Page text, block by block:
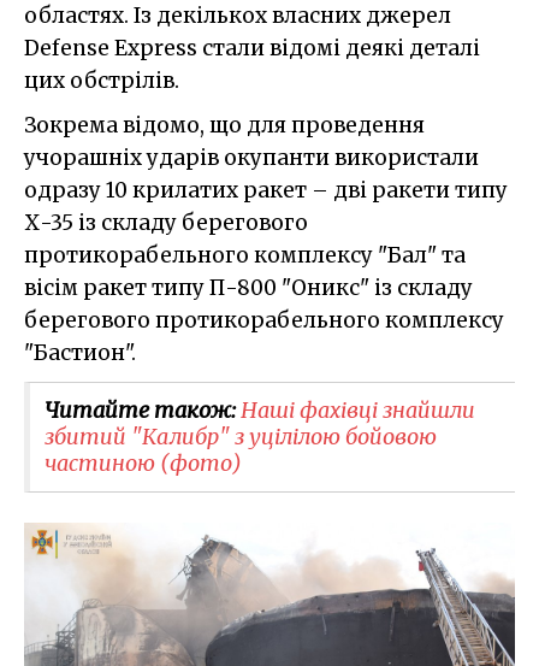
областях. Із декількох власних джерел
Defense Express стали відомі деякі деталі
цих обстрілів.
Зокрема відомо, що для проведення
учорашніх ударів окупанти використали
одразу 10 крилатих ракет – дві ракети типу
Х-35 із складу берегового
протикорабельного комплексу "Бал" та
вісім ракет типу П-800 "Оникс" із складу
берегового протикорабельного комплексу
"Бастион".
Читайте також:Наші фахівці знайшли
збитий "Калибр" з уцілілою бойовою
частиною (фото)